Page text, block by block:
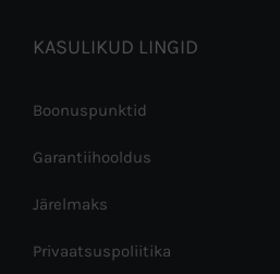
KASULIKUD LINGID
Boonuspunktid
Garantiihooldus
Järelmaks
Privaatsuspoliitika